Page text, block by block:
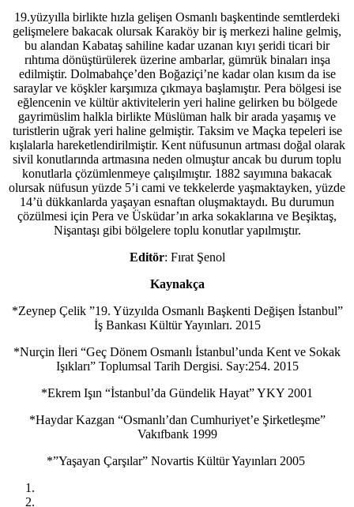
19.yüzyılla birlikte hızla gelişen Osmanlı başkentinde semtlerdeki
gelişmelere bakacak olursak Karaköy bir iş merkezi haline gelmiş,
bu alandan Kabataş sahiline kadar uzanan kıyı şeridi ticari bir
rıhtıma dönüştürülerek üzerine ambarlar, gümrük binaları inşa
edilmiştir. Dolmabahçe’den Boğaziçi’ne kadar olan kısım da ise
saraylar ve köşkler karşımıza çıkmaya başlamıştır. Pera bölgesi ise
eğlencenin ve kültür aktivitelerin yeri haline gelirken bu bölgede
gayrimüslim halkla birlikte Müslüman halk bir arada yaşamış ve
turistlerin uğrak yeri haline gelmiştir. Taksim ve Maçka tepeleri ise
kışlalarla hareketlendirilmiştir. Kent nüfusunun artması doğal olarak
sivil konutlarında artmasına neden olmuştur ancak bu durum toplu
konutlarla çözümlenmeye çalışılmıştır. 1882 sayımına bakacak
olursak nüfusun yüzde 5’i cami ve tekkelerde yaşmaktayken, yüzde
14’ü dükkanlarda yaşayan esnaftan oluşmaktaydı. Bu durumun
çözülmesi için Pera ve Üsküdar’ın arka sokaklarına ve Beşiktaş,
Nişantaşı gibi bölgelere toplu konutlar yapılmıştır.
Editör: Fırat Şenol
Kaynakça
*Zeynep Çelik ”19. Yüzyılda Osmanlı Başkenti Değişen İstanbul”
İş Bankası Kültür Yayınları. 2015
*Nurçin İleri “Geç Dönem Osmanlı İstanbul’unda Kent ve Sokak
Işıkları” Toplumsal Tarih Dergisi. Say:254. 2015
*Ekrem Işın “İstanbul’da Gündelik Hayat” YKY 2001
*Haydar Kazgan “Osmanlı’dan Cumhuriyet’e Şirketleşme”
Vakıfbank 1999
*”Yaşayan Çarşılar” Novartis Kültür Yayınları 2005